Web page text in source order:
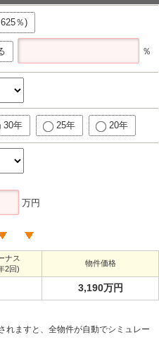
％)
％
30年 25年 20年
万円
ナス
2回)
物件価格
3,190万円
れますと、全物件が自動でシミュレー